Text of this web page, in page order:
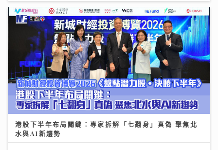
港股下半年布局關鍵：專家拆解「七翻身」真偽 聚焦北
水與AI新趨勢